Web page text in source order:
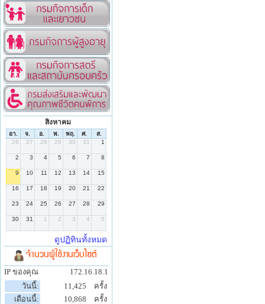
สิงหาคม
จำนวนผู้ใช้งานเว็บไซต์
IP ของคุณ
172.16.18.1
วันนี้:
11,425
ครั้ง
เดือนนี้:
10,868
ครั้ง